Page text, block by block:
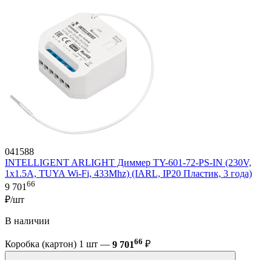
041588
INTELLIGENT ARLIGHT Диммер TY-601-72-PS-IN (230V,
1x1.5A, TUYA Wi-Fi, 433Mhz) (IARL, IP20 Пластик, 3 года)
9 70166
₽/шт
В наличии
Коробка (картон) 1 шт — 9 70166 ₽